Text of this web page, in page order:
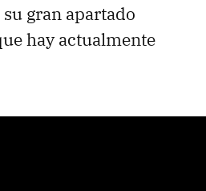
gran apartado
hay actualmente